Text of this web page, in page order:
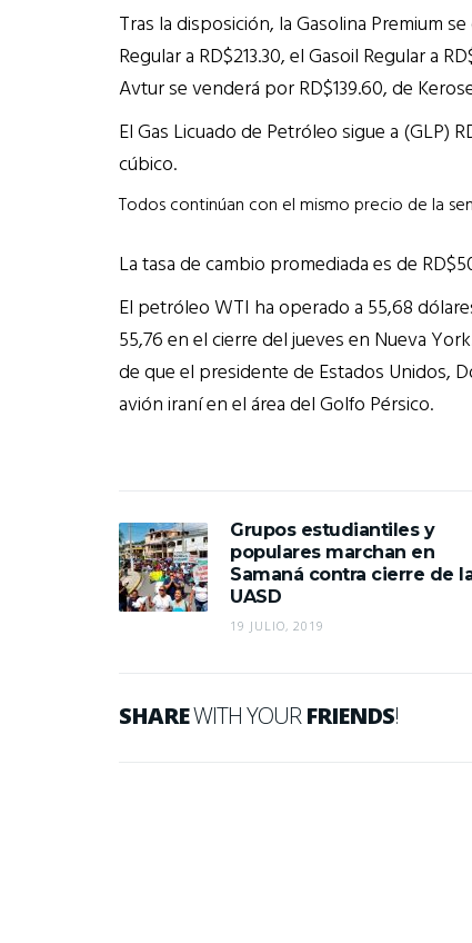
Tras la disposición, la Gasolina Premium
Regular a RD$213.30, el Gasoil Regular a
Avtur se venderá por RD$139.60, de
El Gas Licuado de Petróleo sigue a (GLP)
cúbico.
Todos continúan con el mismo precio de la
La tasa de cambio promediada es de
El petróleo WTI ha operado a 55,68
55,76 en el cierre del jueves en Nueva
de que el presidente de Estados Unidos,
avión iraní en el área del Golfo Pérsico.
Grupos estudiantiles y
populares marchan en
Samaná contra cierre de
UASD
19 JULIO, 2019
SHAREWITH YOURFRIENDS!